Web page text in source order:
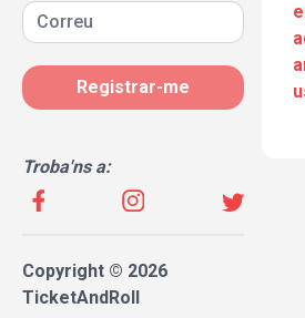
Registrar-me
Troba'ns a:
Copyright © 2026
TicketAndRoll